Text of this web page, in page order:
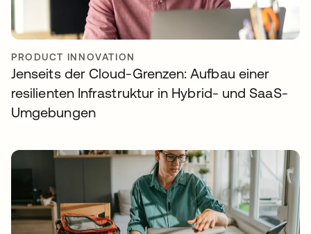
PRODUCT INNOVATION
Jenseits der Cloud-Grenzen: Aufbau einer
resilienten Infrastruktur in Hybrid- und SaaS-
Umgebungen